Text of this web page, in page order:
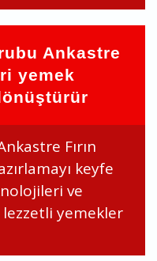
Ankastre
yemek
Fırın
keyfe
ve
yemekler